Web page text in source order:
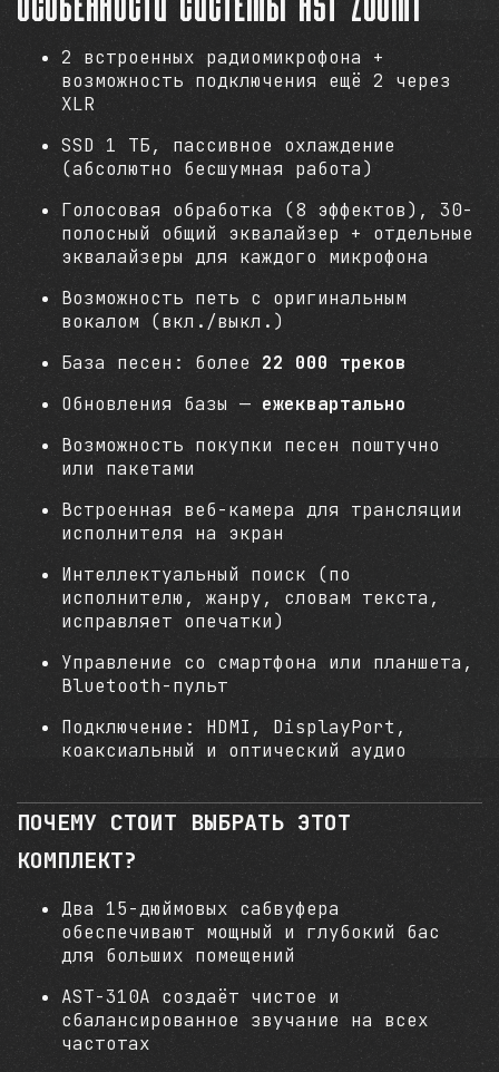
2 встроенных радиомикрофона +
возможность подключения ещё 2 через
XLR
SSD 1 ТБ, пассивное охлаждение
(абсолютно бесшумная работа)
Голосовая обработка (8 эффектов), 30-
полосный общий эквалайзер + отдельные
эквалайзеры для каждого микрофона
Возможность петь с оригинальным
вокалом (вкл./выкл.)
База песен: более 22 000 треков
Обновления базы — ежеквартально
Возможность покупки песен поштучно
или пакетами
Встроенная веб-камера для трансляции
исполнителя на экран
Интеллектуальный поиск (по
исполнителю, жанру, словам текста,
исправляет опечатки)
Управление со смартфона или планшета,
Bluetooth-пульт
Подключение: HDMI, DisplayPort,
коаксиальный и оптический аудио
ПОЧЕМУ СТОИТ ВЫБРАТЬ ЭТОТ
КОМПЛЕКТ?
Два 15-дюймовых сабвуфера
обеспечивают мощный и глубокий бас
для больших помещений
AST-310A создаёт чистое и
сбалансированное звучание на всех
частотах